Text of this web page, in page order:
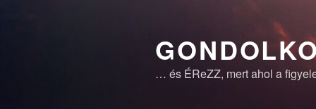
… és ÉReZZ, mert ahol a